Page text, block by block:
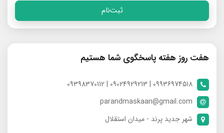
ثبت‌نام
هفت روز هفته پاسخگوی شما هستیم
09936974518 | 09024929213 | 09398370112
parandmaskaan@gmail.com
شهر جدید پرند - میدان استقلال